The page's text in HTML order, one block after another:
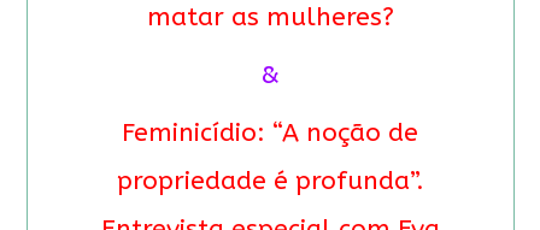
matar as mulheres?
&
Feminicídio: “A noção de
propriedade é profunda”.